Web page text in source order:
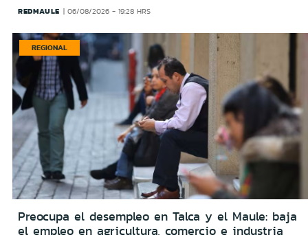
REDMAULE 06/08/2026 - 19:28 HRS
REGIONAL
Preocupa el desempleo en Talca y el Maule: baja
el empleo en agricultura, comercio e industria